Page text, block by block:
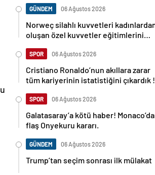
Norweç silahlı kuvvetleri kadınlardan
oluşan özel kuvvetler eğitimlerini
başlattı.
Cristiano Ronaldo’nun akıllara zarar
tüm kariyerinin istatistiğini çıkardık !
Galatasaray’a kötü haber! Monaco’dan
flaş Onyekuru kararı.
Trump’tan seçim sonrası ilk mülakat